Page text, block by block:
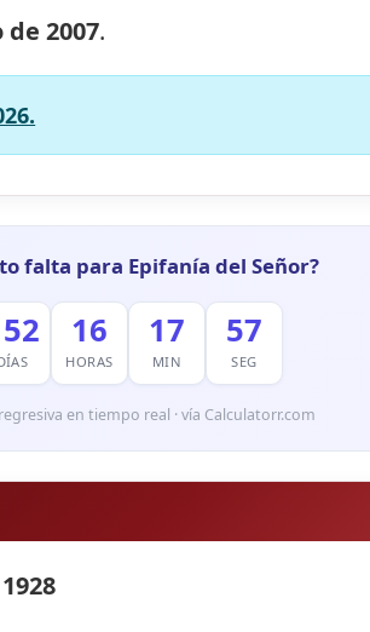
de 2007.
falta para Epifanía del Señor?
16
HORAS
17
MIN
56
SEG
en tiempo real · vía Calculatorr.com